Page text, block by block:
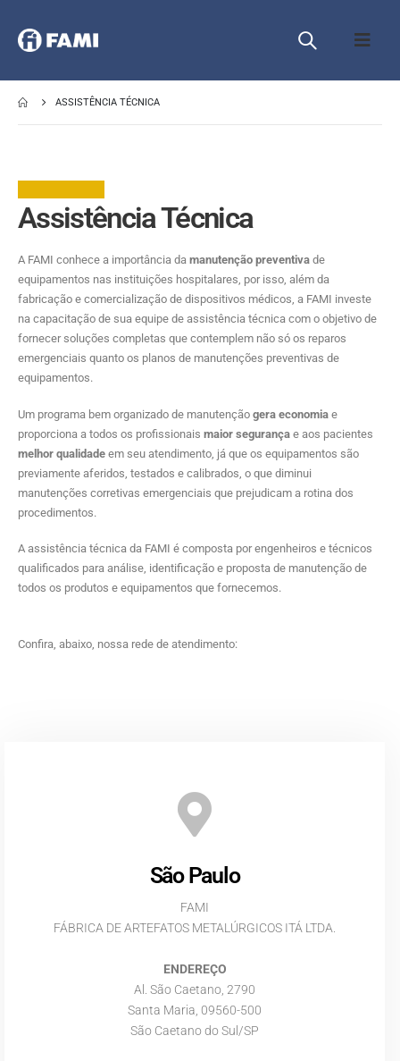
ASSISTÊNCIA TÉCNICA
Assistência Técnica
A FAMI conhece a importância da manutenção preventiva de
equipamentos nas instituições hospitalares, por isso, além da
fabricação e comercialização de dispositivos médicos, a FAMI investe
na capacitação de sua equipe de assistência técnica com o objetivo de
fornecer soluções completas que contemplem não só os reparos
emergenciais quanto os planos de manutenções preventivas de
equipamentos.
Um programa bem organizado de manutenção gera economia e
proporciona a todos os profissionais maior segurança e aos pacientes
melhor qualidade em seu atendimento, já que os equipamentos são
previamente aferidos, testados e calibrados, o que diminui
manutenções corretivas emergenciais que prejudicam a rotina dos
procedimentos.
A assistência técnica da FAMI é composta por engenheiros e técnicos
qualificados para análise, identificação e proposta de manutenção de
todos os produtos e equipamentos que fornecemos.
Confira, abaixo, nossa rede de atendimento:
São Paulo
FAMI
FÁBRICA DE ARTEFATOS METALÚRGICOS ITÁ LTDA.
ENDEREÇO
Al. São Caetano, 2790
Santa Maria, 09560-500
São Caetano do Sul/SP